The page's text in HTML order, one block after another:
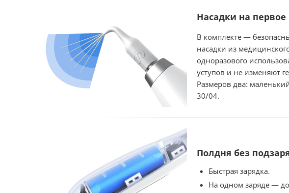
Насадки на
В комплекте —
насадки из
одноразового
уступов и не изменяют
Размеров два:
30/04.
Полдня без
Быстрая зарядка.
На одном заряде —